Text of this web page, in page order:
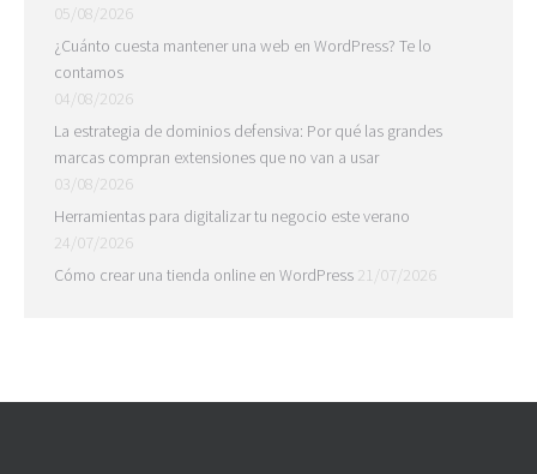
05/08/2026
¿Cuánto cuesta mantener una web en WordPress? Te lo
contamos
04/08/2026
La estrategia de dominios defensiva: Por qué las grandes
marcas compran extensiones que no van a usar
03/08/2026
Herramientas para digitalizar tu negocio este verano
24/07/2026
Cómo crear una tienda online en WordPress 21/07/2026